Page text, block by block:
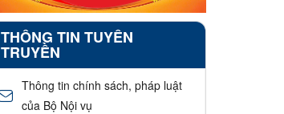
THÔNG TIN TUYÊN
TRUYỀN
Thông tin chính sách, pháp luật
của Bộ Nội vụ